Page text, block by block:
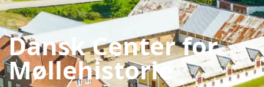
Dansk Center for
Møllehistorie